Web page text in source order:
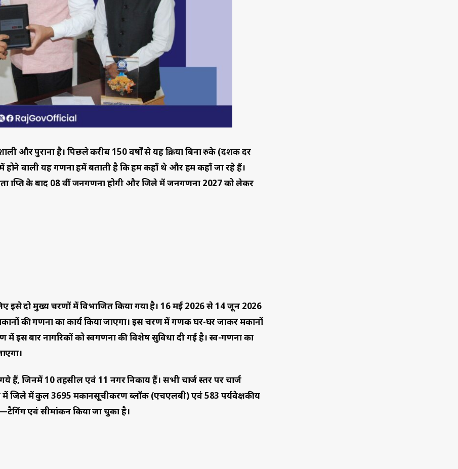
और पुराना है। पिछले करीब 150 वर्षों से यह प्रक्रिया बिना रुके (दशक दर
होने वाली यह गणना हमें बताती है कि हम कहाँ थे और हम कहाँ जा रहे हैं।
के बाद 08 वीं जनगणना होगी और जिले में जनगणना 2027 को लेकर
इसे दो मुख्य चरणों में विभाजित किया गया है। 16 मई 2026 से 14 जून 2026
की गणना का कार्य किया जाएगा। इस चरण में प्रगणक घर-घर जाकर मकानों
बार नागरिकों को स्वगणना की विशेष सुविधा दी गई है। स्व-गणना का
हैं, जिनमें 10 तहसील एवं 11 नगर निकाय हैं। सभी चार्ज स्तर पर चार्ज
में जिले में कुल 3695 मकानसूचीकरण ब्लॉक (एचएलबी) एवं 583 पर्यवेक्षकीय
एवं सीमांकन किया जा चुका है।